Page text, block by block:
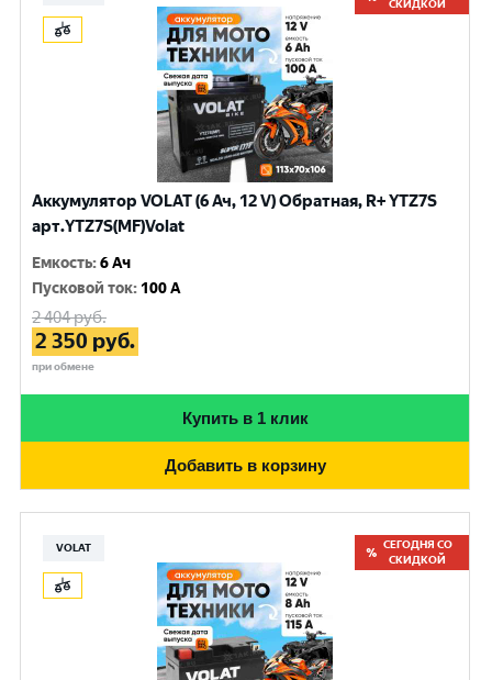
СКИДКОЙ
Аккумулятор VOLAT (6 Ач, 12 V) Обратная, R+ YTZ7S
арт.YTZ7S(MF)Volat
Емкость:6 Ач
Пусковой ток: 100 A
2 404руб.
2 350 руб.
при обмене
Купить в 1 клик
Добавить в корзину
VOLAT
СЕГОДНЯ СО
СКИДКОЙ